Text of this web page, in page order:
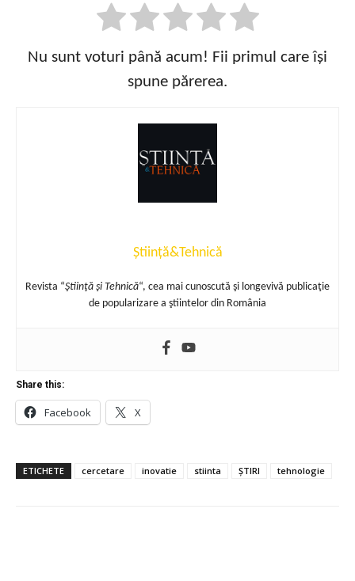
Nu sunt voturi până acum! Fii primul care își
spune părerea.
Știință&Tehnică
Revista “Ştiinţă şi Tehnică“, cea mai cunoscută şi longevivă publicaţie
de popularizare a ştiintelor din România
Share this:
Facebook X
ETICHETE cercetare inovatie stiinta ȘTIRI tehnologie